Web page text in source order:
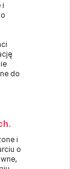
i
do
i
o